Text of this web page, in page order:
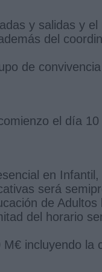
y salidas y el
del
de
el día
en Infantil,
será
de
del horario
incluyendo la